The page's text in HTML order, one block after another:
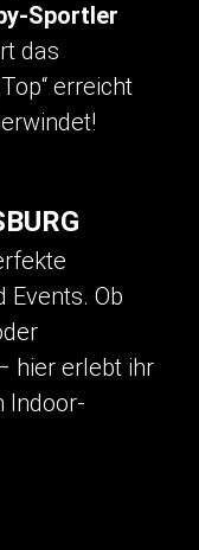
Sportler
das
erreicht
Events. Ob
hier erlebt ihr
Indoor-